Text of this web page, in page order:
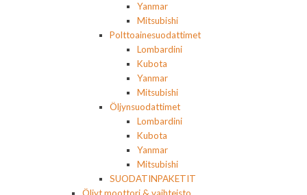
Yanmar
Mitsubishi
Polttoainesuodattimet
Lombardini
Kubota
Yanmar
Mitsubishi
Öljynsuodattimet
Lombardini
Kubota
Yanmar
Mitsubishi
SUODATINPAKETIT